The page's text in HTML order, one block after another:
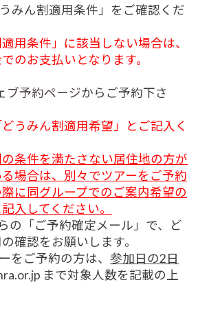
ん割適用条件」をご確認くだ
適用条件」に該当しない場合は、
のお支払いとなります。
ブ予約ページからご予約下さ
うみん割適用希望」とご記入く
条件を満たさない居住地の方が
場合は、別々でツアーをご予約
に同グループでのご案内希望の
入してください。
の「ご予約確定メール」で、ど
確認をお願いします。
ご予約の方は、 参加日の2日
まで対象人数を記載の上